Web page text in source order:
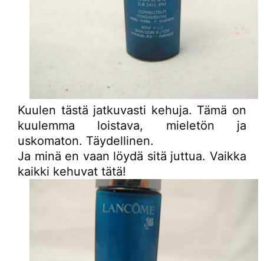
Kuulen tästä jatkuvasti kehuja. Tämä on
kuulemma loistava, mieletön ja
uskomaton. Täydellinen.
Ja minä en vaan löydä sitä juttua. Vaikka
kaikki kehuvat tätä!